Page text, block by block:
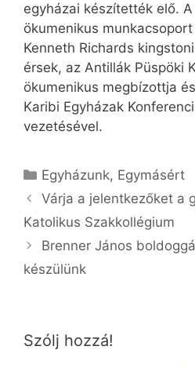
egyházai készítették elő.
ökumenikus
Kenneth Richards
érsek, az Antillák Püspöki
ökumenikus megbízottja
Karibi Egyházak
vezetésével.
Kategória
Egyházunk, Egymásért
Várja a jelentkezőket a
Katolikus Szakkollégium
Brenner János
készülünk
Szólj hozzá!